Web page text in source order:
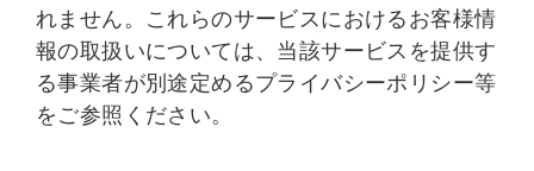
れません。これらのサービスにおけるお客様情
報の取扱いについては、当該サービスを提供す
る事業者が別途定めるプライバシーポリシー等
をご参照ください。